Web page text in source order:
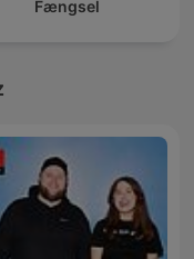
Fængsel